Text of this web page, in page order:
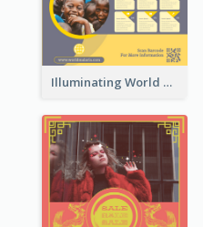
Illuminating World Malaria Day Promotion Poster Design